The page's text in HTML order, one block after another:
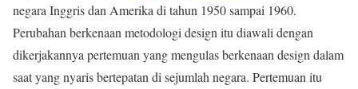
negara Inggris dan Amerika di tahun 1950 sampai 1960.
Perubahan berkenaan metodologi design itu diawali dengan
dikerjakannya pertemuan yang mengulas berkenaan design dalam
saat yang nyaris bertepatan di sejumlah negara. Pertemuan itu